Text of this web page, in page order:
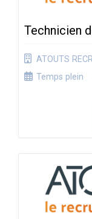
Technicien
ATOUTS
Temps plein